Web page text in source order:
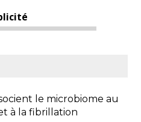
le microbiome au
à la fibrillation